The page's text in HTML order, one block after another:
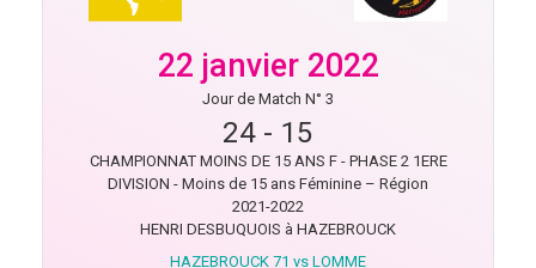
22 janvier 2022
Jour de Match N° 3
24 - 15
CHAMPIONNAT MOINS DE 15 ANS F - PHASE 2 1ERE
DIVISION - Moins de 15 ans Féminine – Région
2021-2022
HENRI DESBUQUOIS à HAZEBROUCK
HAZEBROUCK 71 vs LOMME